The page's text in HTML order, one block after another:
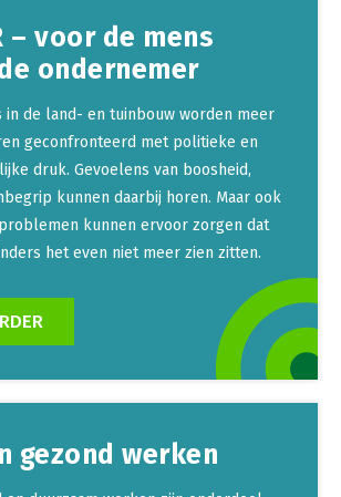
– voor de mens
ondernemer
in de land- en tuinbouw worden meer
geconfronteerd met politieke en
druk. Gevoelens van boosheid,
kunnen daarbij horen. Maar ook
kunnen ervoor zorgen dat
het even niet meer zien zitten.
gezond werken